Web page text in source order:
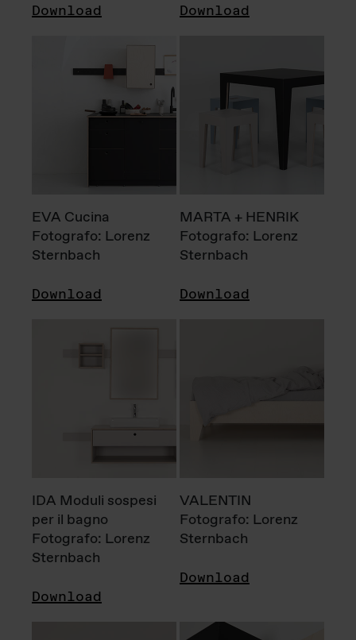
Download Download
EVA Cucina
Fotografo: Lorenz
Sternbach
Download
MARTA + HENRIK
Fotografo: Lorenz
Sternbach
Download
IDA Moduli sospesi
per il bagno
Fotografo: Lorenz
Sternbach
Download
VALENTIN
Fotografo: Lorenz
Sternbach
Download